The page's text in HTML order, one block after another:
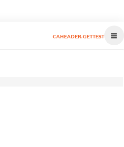
CAHEADER.GETTEST